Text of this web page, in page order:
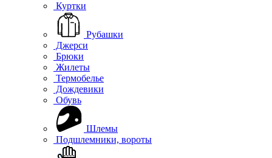
Куртки
Рубашки
Джерси
Брюки
Жилеты
Термобелье
Дождевики
Обувь
Шлемы
Подшлемники, вороты